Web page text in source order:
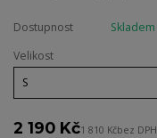
Dostupnost
Skladem
Velikost
2 190 Kč1 810 Kčbez DPH